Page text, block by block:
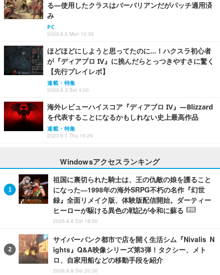
る―使用したクラスはバーバリアンだがパッチ適用済
み
PC
2023.6.5 Mon 10:39
ほどほどにしようと思ってたのに…！ハクスラ初心者
が『ディアブロ IV』に挑んだらとっつきやすさに驚く
【先行プレイレポ】
連載・特集
2023.6.3 Sat 4:00
海外レビューハイスコア『ディアブロ IV』―Blizzard
を代表することになるかもしれない史上最高作品
連載・特集
2023.6.1 Thu 16:29
Windowsアクセスランキング
祖国に裏切られた騎士は、王の仇敵の娘を護ること
になった―1998年の海外SRPG不朽の名作『幻世
録』全面リメイク版、体験版配信開始。ダーティー
ヒーローが駆ける異色の戦記が令和に蘇る
PR
2026.8.8 Sat 18:00
サイバーパンク都市で店を開く生活シム『Nivalis N
ights』Q&A映像シリーズ第3弾！タクシー、メト
ロ、自家用船などの移動手段を紹介
2026.8.8 Sat 20:30